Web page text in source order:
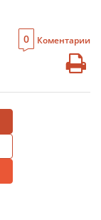
0 Коментарии